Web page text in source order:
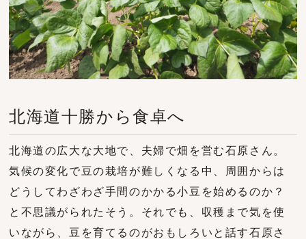
北海道十勝から食卓へ
北海道の広大な大地で、夫婦で畑を営む石原さん。
気候の変化で豆の栽培が難しくなる中、周囲からは
どうしてわざわざ手間のかかる小豆を始めるのか？
と不思議がられたそう。それでも、収穫まで気を使
いながら、豆を育てるのがおもしろいと話す石原さ